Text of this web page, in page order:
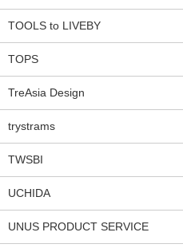
TOOLS to LIVEBY
TOPS
TreAsia Design
trystrams
TWSBI
UCHIDA
UNUS PRODUCT SERVICE